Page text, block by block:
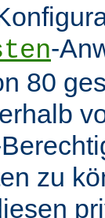
-
80
zu